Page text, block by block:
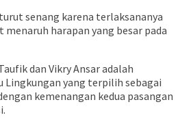
senang karena terlaksananya
harapan yang besar pada
dan Vikry Ansar adalah
Lingkungan yang terpilih sebagai
kemenangan kedua pasangan